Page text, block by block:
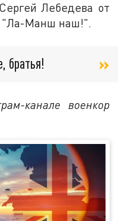
Лебедева от
"Ла-Манш наш!".
братья!
канале военкор